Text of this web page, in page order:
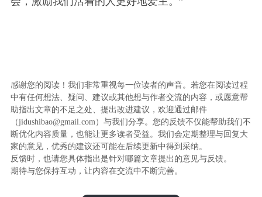
感谢您的阅读！我们非常重视每一位读者的声音。若您在阅读过程
中有任何想法、疑问、建议或其他想与作者交流的内容，或愿意帮
助指出文章的不足之处、提出改进建议，欢迎通过邮件
（jidushibao@gmail.com）与我们分享。您的反馈不仅能帮助我们不
断优化内容质量，也能让更多读者受益。我们会定期整理与回复大
家的意见，优秀的建议还可能在后续更新中得到采纳。
反馈时，也请您具体指出是针对哪篇文章提出的意见与反馈。
期待与您保持互动，让内容在交流中不断完善。